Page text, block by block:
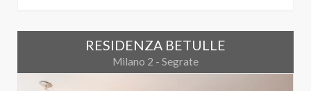
RESIDENZA BETULLE
Milano 2 - Segrate